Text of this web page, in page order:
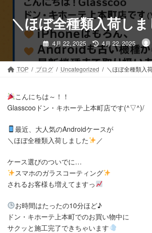
＼ほぼ全種類入荷しま
4月 22, 2025 最
終
更
新
日
時
:
4月 22, 2025
TOP ブログ Uncategorized ＼ほぼ全種類入
こんにちは～！！
Glasscooドン・キホーテ上本町店です(^▽^)/
最近、大人気のAndroidケースが
＼ほぼ全種類入荷しました
／
ケース選びのついでに…
スマホのガラスコーティング
されるお客様も増えてますっ
お時間はたったの10分ほど♪
ドン・キホーテ上本町でのお買い物中に
サクッと施工完了できちゃいます